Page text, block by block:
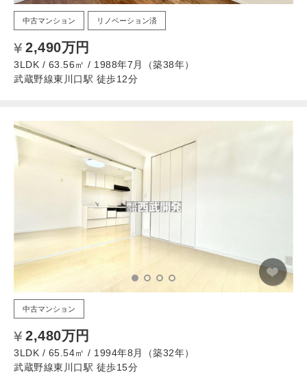
中古マンション リノベーション済
2,490万円
3LDK / 63.56㎡ / 1988年7月（築38年）
武蔵野線東川口駅 徒歩12分
中古マンション
2,480万円
3LDK / 65.54㎡ / 1994年8月（築32年）
武蔵野線東川口駅 徒歩15分